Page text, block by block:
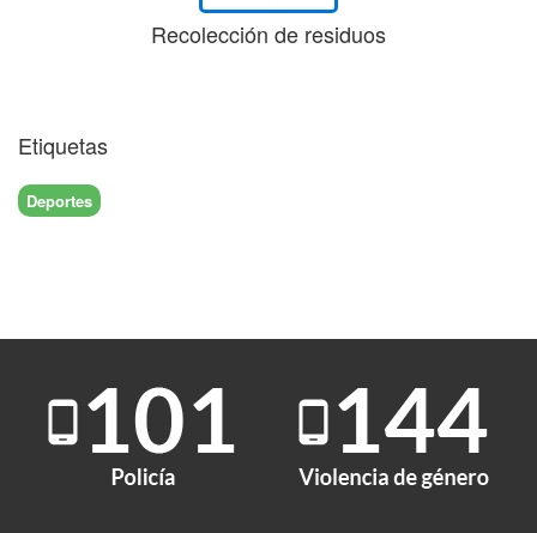
Recolección de residuos
Etiquetas
Deportes